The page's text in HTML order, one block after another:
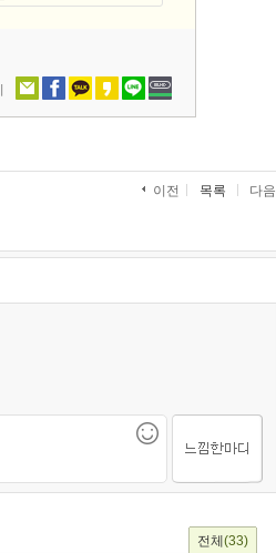
이전 목록 다음
전체 (33)